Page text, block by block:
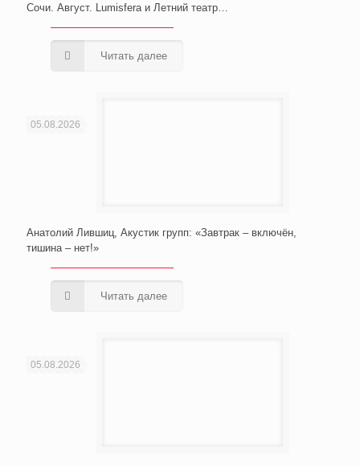
Сочи. Август. Lumisfera и Летний театр…
Читать далее
05.08.2026
Анатолий Лившиц, Акустик групп: «Завтрак – включён,
тишина – нет!»
Читать далее
05.08.2026